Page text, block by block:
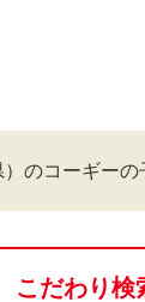
）のコーギー
こだわり検